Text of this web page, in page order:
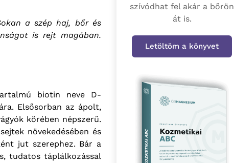
a szép haj, bőr és
is rejt magában.
biotin neve D-
Elsősorban az ápolt,
körében népszerű.
növekedésében és
jut szerephez. Bár a
tudatos táplálkozással
szívódhat fel akár a bőrön
át is.
Letöltöm a könyvet